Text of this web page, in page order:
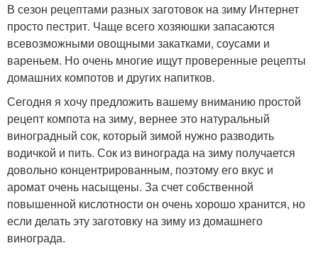
В сезон рецептами разных заготовок на зиму Интернет
просто пестрит. Чаще всего хозяюшки запасаются
всевозможными овощными закатками, соусами и
вареньем. Но очень многие ищут проверенные рецепты
домашних компотов и других напитков.
Сегодня я хочу предложить вашему вниманию простой
рецепт компота на зиму, вернее это натуральный
виноградный сок, который зимой нужно разводить
водичкой и пить. Сок из винограда на зиму получается
довольно концентрированным, поэтому его вкус и
аромат очень насыщены. За счет собственной
повышенной кислотности он очень хорошо хранится, но
если делать эту заготовку на зиму из домашнего
винограда.